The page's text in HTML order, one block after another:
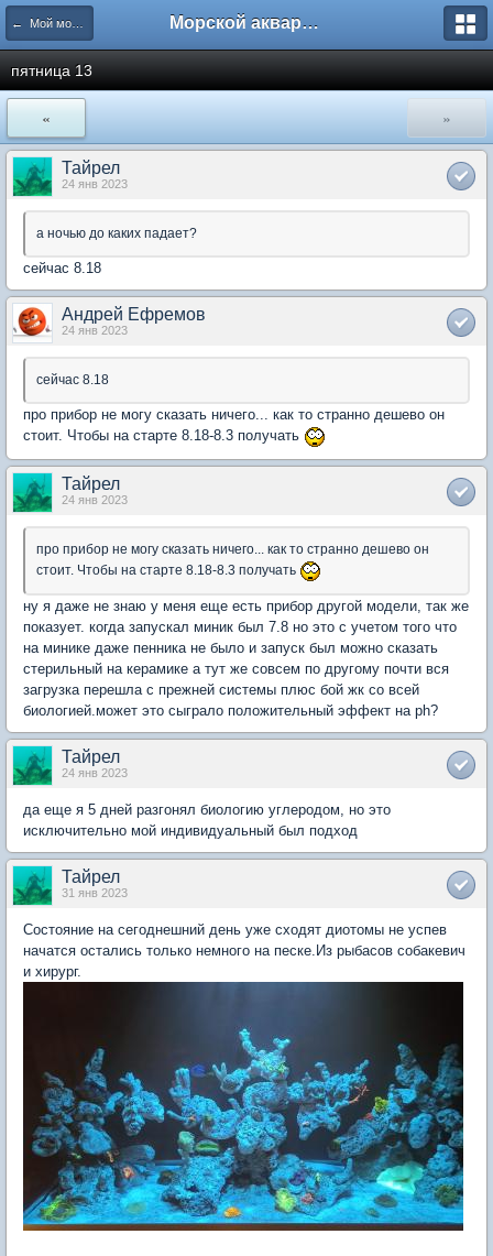
← Мой морской аквариум Морской аквариум. Форумы ReefCentral.ru
пятница 13
« »
Тайрел
24 янв 2023
а ночью до каких падает?
сейчас 8.18
Андрей Ефремов
24 янв 2023
сейчас 8.18
про прибор не могу сказать ничего... как то странно дешево он
стоит. Чтобы на старте 8.18-8.3 получать
Тайрел
24 янв 2023
про прибор не могу сказать ничего... как то странно дешево он
стоит. Чтобы на старте 8.18-8.3 получать
ну я даже не знаю у меня еще есть прибор другой модели, так же
показует. когда запускал миник был 7.8 но это с учетом того что
на минике даже пенника не было и запуск был можно сказать
стерильный на керамике а тут же совсем по другому почти вся
загрузка перешла с прежней системы плюс бой жк со всей
биологией.может это сыграло положительный эффект на ph?
Тайрел
24 янв 2023
да еще я 5 дней разгонял биологию углеродом, но это
исключительно мой индивидуальный был подход
Тайрел
31 янв 2023
Состояние на сегоднешний день уже сходят диотомы не успев
начатся остались только немного на песке.Из рыбасов собакевич
и хирург.